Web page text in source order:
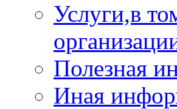
Услуги,в
Полезная
Иная